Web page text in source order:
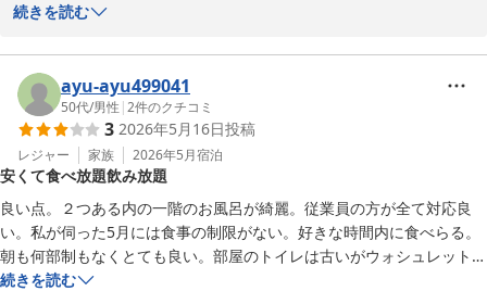
ます。
しては季節感と共にお楽しみいただけたご様子で何よりでございま
す。
一方で、エレベーターの設備がなく、お連れ様には階段のご移動で
ご不便をおかけしてしまい、大変心苦しく存じます。足の不自由な
方やご高齢の方には、事前の配慮が至らず申し訳ございませんでし
た。
お客様の貴重なご意見を工夫し、次回は快適にお過ごしいただける
よう
努めてまいりますので、
またのお越しをスタッフ一同お待ちしております。
続きを読む
ayu-ayu499041
50代/男性 |2件のクチコミ
3 2026年5月16日投稿
レジャー 家族 2026年5月宿泊
安くて食べ放題飲み放題
良い点。２つある内の一階のお風呂が綺麗。従業員の方が全て対応良
い。私が伺った5月には食事の制限がない。好きな時間内に食べらる。
朝も何部制もなくとても良い。部屋のトイレは古いがウォシュレットが
着いてる。この近辺で安くて食べ放題、飲み放題の宿はない。建物は古
続きを読む